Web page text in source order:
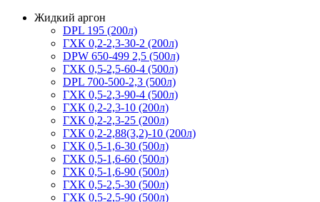
Жидкий аргон
DPL 195 (200л)
ГХК 0,2-2,3-30-2 (200л)
DPW 650-499 2,5 (500л)
ГХК 0,5-2,5-60-4 (500л)
DPL 700-500-2,3 (500л)
ГХК 0,5-2,3-90-4 (500л)
ГХК 0,2-2,3-10 (200л)
ГХК 0,2-2,3-25 (200л)
ГХК 0,2-2,88(3,2)-10 (200л)
ГХК 0,5-1,6-30 (500л)
ГХК 0,5-1,6-60 (500л)
ГХК 0,5-1,6-90 (500л)
ГХК 0,5-2,5-30 (500л)
ГХК 0,5-2,5-90 (500л)